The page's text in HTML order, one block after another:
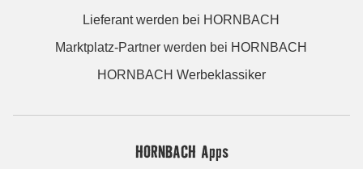
Lieferant werden bei HORNBACH
Marktplatz-Partner werden bei HORNBACH
HORNBACH Werbeklassiker
HORNBACH Apps